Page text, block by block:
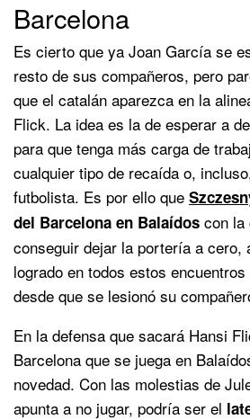
Barcelona
Es cierto que ya Joan García se
resto de sus compañeros, pero
que el catalán aparezca en la
Flick. La idea es la de esperar a
para que tenga más carga de
cualquier tipo de recaída o,
futbolista. Es por ello que
del Barcelona en Balaídos con la
conseguir dejar la portería a cero,
logrado en todos estos
desde que se lesionó su
En la defensa que sacará Hansi
Barcelona que se juega en
novedad. Con las molestias de
apunta a no jugar, podría ser el